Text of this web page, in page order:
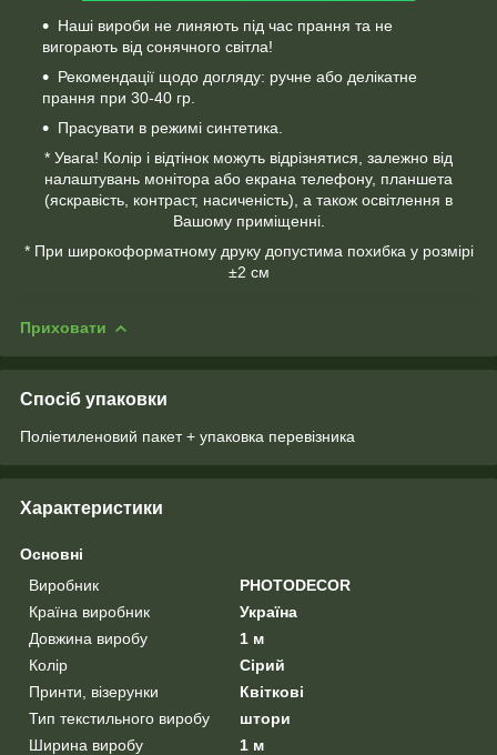
Наші вироби не линяють під час прання та не
вигорають від сонячного світла!
Рекомендації щодо догляду: ручне або делікатне
прання при 30-40 гр.
Прасувати в режимі синтетика.
* Увага! Колір і відтінок можуть відрізнятися, залежно від
налаштувань монітора або екрана телефону, планшета
(яскравість, контраст, насиченість), а також освітлення в
Вашому приміщенні.
* При широкоформатному друку допустима похибка у розмірі
±2 см
Приховати
Спосіб упаковки
Поліетиленовий пакет + упаковка перевізника
Характеристики
Основні
Виробник
PHOTODECOR
Країна виробник
Україна
Довжина виробу
1 м
Колір
Сірий
Принти, візерунки
Квіткові
Тип текстильного виробу
штори
Ширина виробу
1 м